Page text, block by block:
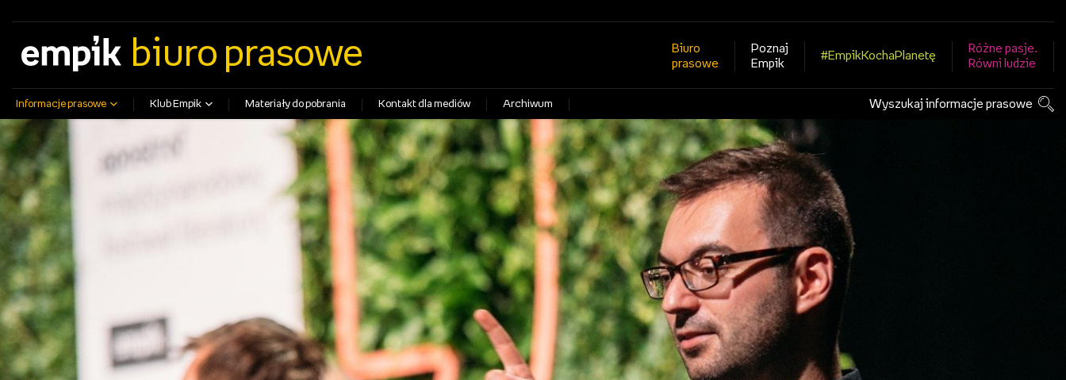
biuro prasowe
Biuro
prasowe
Poznaj
Empik
#EmpikKochaPlanetę
Różne pasje.
Równi ludzie
Informacje prasowe Klub Empik Materiały do pobrania Kontakt dla mediów Archiwum Wyszukaj informacje prasowe